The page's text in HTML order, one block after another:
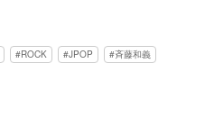
ROCK JPOP 斉藤和義